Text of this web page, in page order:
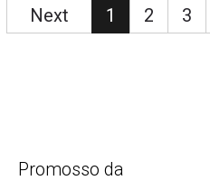
Next 1 2 3
Promosso da